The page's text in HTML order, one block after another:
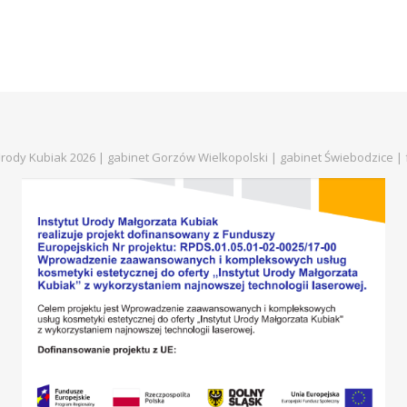
Kubiak 2026 | gabinet Gorzów Wielkopolski | gabinet Świebodzice |